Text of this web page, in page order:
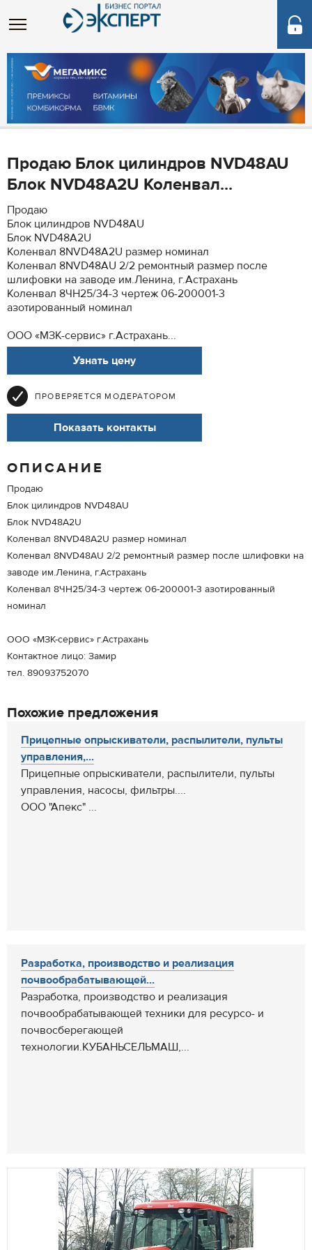
Продаю Блок цилиндров NVD48AU
Блок NVD48A2U Коленвал...
Продаю
Блок цилиндров NVD48AU
Блок NVD48A2U
Коленвал 8NVD48A2U размер номинал
Коленвал 8NVD48AU 2/2 ремонтный размер после
шлифовки на заводе им.Ленина, г.Астрахань
Коленвал 8ЧН25/34-3 чертеж 06-200001-3
азотированный номинал
ООО «МЗК-сервис» г.Астрахань...
Узнать цену
ПРОВЕРЯЕТСЯ МОДЕРАТОРОМ
Показать контакты
ОПИСАНИЕ
Продаю
Блок цилиндров NVD48AU
Блок NVD48A2U
Коленвал 8NVD48A2U размер номинал
Коленвал 8NVD48AU 2/2 ремонтный размер после шлифовки на
заводе им.Ленина, г.Астрахань
Коленвал 8ЧН25/34-3 чертеж 06-200001-3 азотированный
номинал
ООО «МЗК-сервис» г.Астрахань
Контактное лицо: Замир
тел. 89093752070
Похожие предложения
Прицепные опрыскиватели, распылители, пульты
управления,...
Прицепные опрыскиватели, распылители, пульты
управления, насосы, фильтры....
ООО "Апекс" ...
Разработка, производство и реализация
почвообрабатывающей...
Разработка, производство и реализация
почвообрабатывающей техники для ресурсо- и
почвосберегающей
технологии.КУБАНЬСЕЛЬМАШ,...